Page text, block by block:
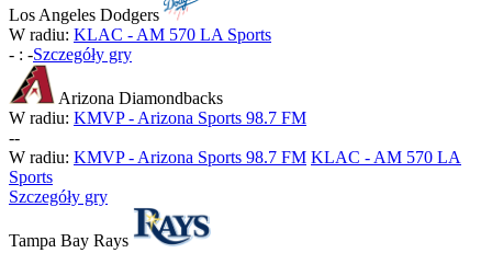
Los Angeles Dodgers
W radiu: KLAC - AM 570 LA Sports
- : -Szczegóły gry
Arizona Diamondbacks
W radiu: KMVP - Arizona Sports 98.7 FM
--
W radiu: KMVP - Arizona Sports 98.7 FM KLAC - AM 570 LA
Sports
Szczegóły gry
Tampa Bay Rays